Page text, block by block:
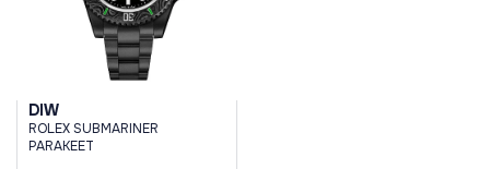
DIW
ROLEX SUBMARINER
PARAKEET